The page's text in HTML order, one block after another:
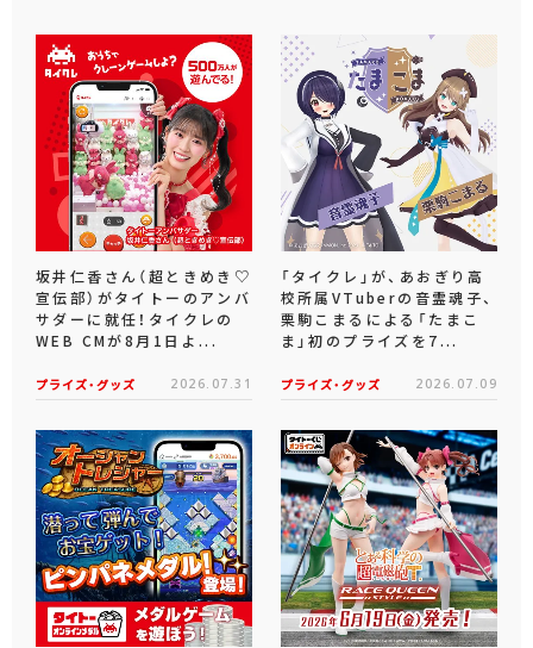
坂井仁香さん（超ときめき♡
宣伝部）がタイトーのアンバ
サダーに就任！タイクレの
WEB CMが8月1日よ...
プライズ・グッズ 2026.07.31
「タイクレ」が、あおぎり高
校所属VTuberの音霊魂子、
栗駒こまるによる「たまこ
ま」初のプライズを7...
プライズ・グッズ 2026.07.09